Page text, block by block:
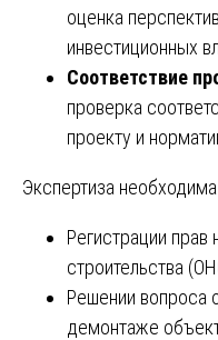
оценка
инвестиционных
Соответствие
проверка
проекту и
Экспертиза
Регистрации
строительства
Решении вопроса
демонтаже